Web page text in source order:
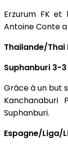
Erzurum FK
Antoine Conte
Thailande/Thai
Suphanburi 3-
Grâce à un but
Suphanburi.
Espagne/Liga/